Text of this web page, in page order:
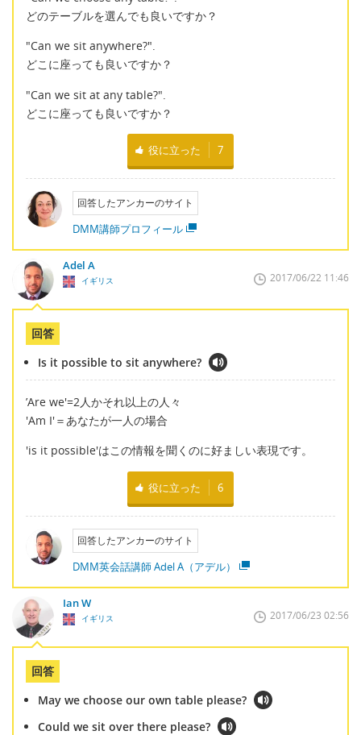
どのテーブルを選んでも良いですか？
"Can we sit anywhere?".
どこに座っても良いですか？
"Can we sit at any table?".
どこに座っても良いですか？
役に立った 7
回答したアンカーのサイト
DMM講師プロフィール
Adel A
イギリス 2017/06/22 11:46
回答
Is it possible to sit anywhere?
’Are we'=2人かそれ以上の人々
'Am I'＝あなたが一人の場合
'is it possible'はこの情報を聞くのに好ましい表現です。
役に立った 6
回答したアンカーのサイト
DMM英会話講師 Adel A（アデル）
Ian W
イギリス 2017/06/23 02:56
回答
May we choose our own table please?
Could we sit over there please?